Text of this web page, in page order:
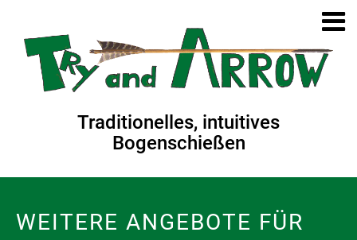
Traditionelles, intuitives
Bogenschießen
WEITERE ANGEBOTE FÜR